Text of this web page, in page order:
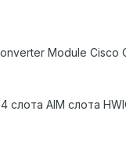
Module Cisco
AIM слота